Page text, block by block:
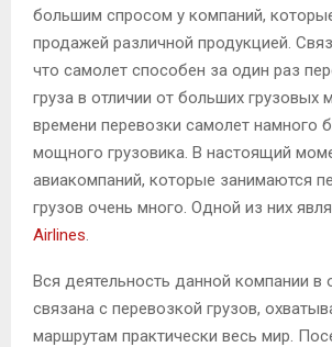
большим спросом у компаний,
продажей различной продукцией.
что самолет способен за один раз
груза в отличии от больших грузовых
времени перевозки самолет намного
мощного грузовика. В настоящий
авиакомпаний, которые занимаются
грузов очень много. Одной из них
Airlines
Вся деятельность данной компании в
связана с перевозкой грузов,
маршрутам практически весь мир.